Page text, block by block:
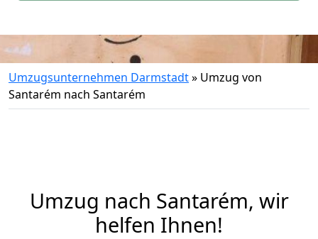
Umzugsunternehmen Darmstadt» Umzug von
Santarém nach Santarém
Umzug nach Santarém, wir
helfen Ihnen!